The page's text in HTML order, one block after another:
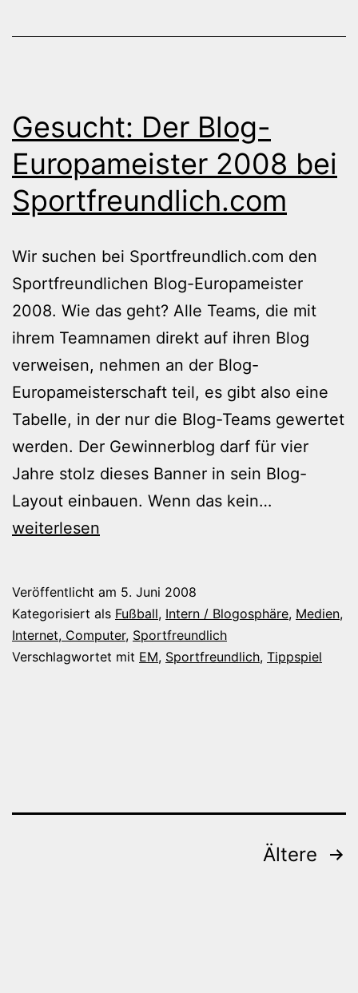
Gesucht: Der Blog-
Europameister 2008 bei
Sportfreundlich.com
Wir suchen bei Sportfreundlich.com den
Sportfreundlichen Blog-Europameister
2008. Wie das geht? Alle Teams, die mit
ihrem Teamnamen direkt auf ihren Blog
verweisen, nehmen an der Blog-
Europameisterschaft teil, es gibt also eine
Tabelle, in der nur die Blog-Teams gewertet
werden. Der Gewinnerblog darf für vier
Jahre stolz dieses Banner in sein Blog-
Layout einbauen. Wenn das kein…
2008
weiterlesen
Veröffentlicht am 5. Juni 2008
Kategorisiert als Fußball, Intern / Blogosphäre, Medien,
Internet, Computer, Sportfreundlich
Verschlagwortet mit EM, Sportfreundlich, Tippspiel
Ältere